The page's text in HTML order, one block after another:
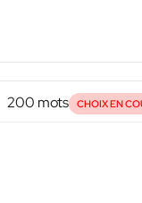
200 mots CHOIX EN